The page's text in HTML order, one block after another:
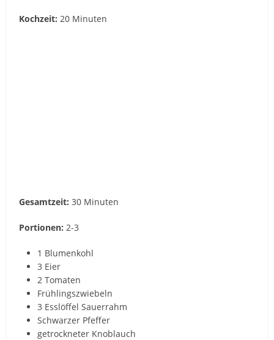
Kochzeit: 20 Minuten
Gesamtzeit: 30 Minuten
Portionen: 2-3
1 Blumenkohl
3 Eier
2 Tomaten
Frühlingszwiebeln
3 Esslöffel Sauerrahm
Schwarzer Pfeffer
getrockneter Knoblauch